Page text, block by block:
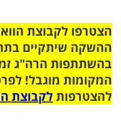
ההשקה שיתקיים
בהשתתפות הרה"ג
המקומות מוגבל!
להצטרפותלקבוצת